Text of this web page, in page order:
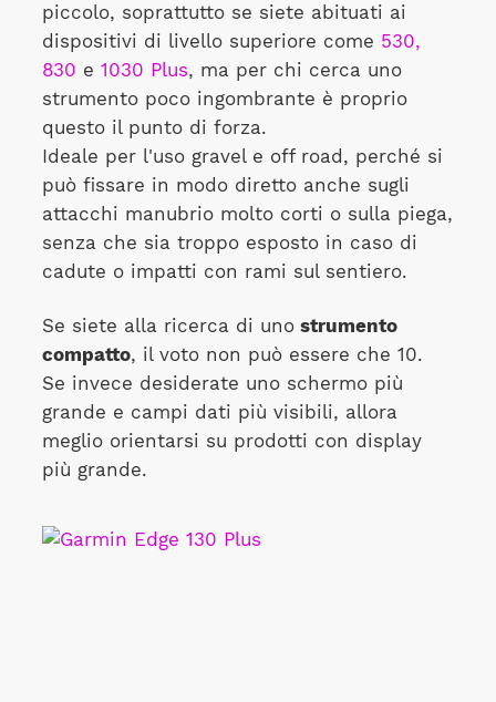
piccolo, soprattutto se siete abituati ai
dispositivi di livello superiore come 530,
830 e 1030 Plus, ma per chi cerca uno
strumento poco ingombrante è proprio
questo il punto di forza.
Ideale per l'uso gravel e off road, perché si
può fissare in modo diretto anche sugli
attacchi manubrio molto corti o sulla piega,
senza che sia troppo esposto in caso di
cadute o impatti con rami sul sentiero.
Se siete alla ricerca di unostrumento
compatto, il voto non può essere che 10.
Se invece desiderate uno schermo più
grande e campi dati più visibili, allora
meglio orientarsi su prodotti con display
più grande.